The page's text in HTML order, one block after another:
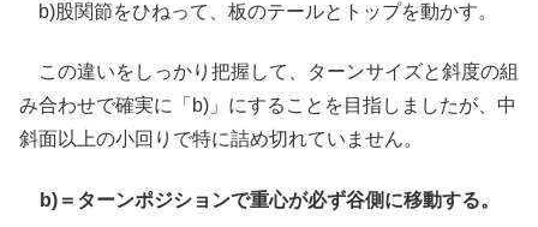
b)股関節をひねって、板のテールとトップを動かす。
この違いをしっかり把握して、ターンサイズと斜度の組
み合わせで確実に「b)」にすることを目指しましたが、中
斜面以上の小回りで特に詰め切れていません。
b)＝ターンポジションで重心が必ず谷側に移動する。